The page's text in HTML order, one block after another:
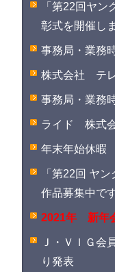
「第22回ヤ
彰式を開催し
事務局・業務
株式会社 テ
事務局・業務
ライド 株式
年末年始休暇
「第22回 ヤ
作品募集中で
2021年 新年
Ｊ・ＶＩＧ会
り発表